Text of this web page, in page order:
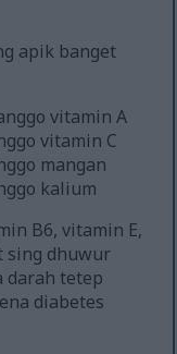
apik banget
vitamin A
vitamin C
mangan
kalium
B6, vitamin E,
sing dhuwur
darah tetep
diabetes